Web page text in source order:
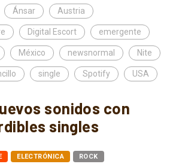
Ánsar Austria
Digital Escort emergente
México newsnormal Nite
single Spotify USA
sonidos con
singles
ELECTRÓNICA ROCK